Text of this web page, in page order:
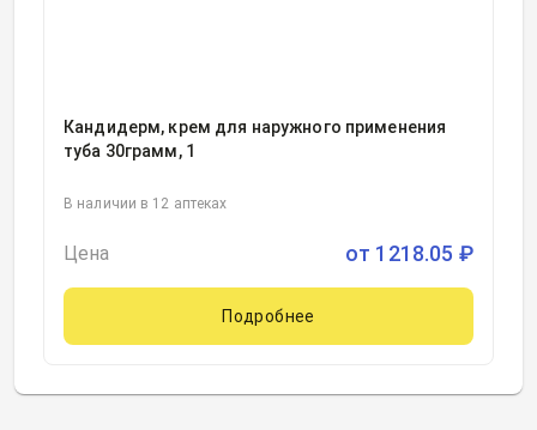
Кандидерм, крем для наружного применения
туба 30грамм, 1
В наличии в 12 аптеках
Цена от 1218.05 ₽
Подробнее